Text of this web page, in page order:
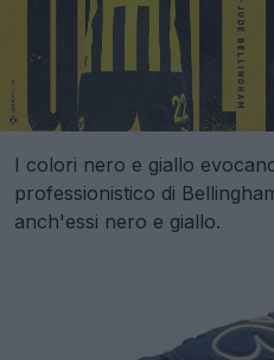
I colori nero e giallo
professionistico di
anch'essi nero e giallo.